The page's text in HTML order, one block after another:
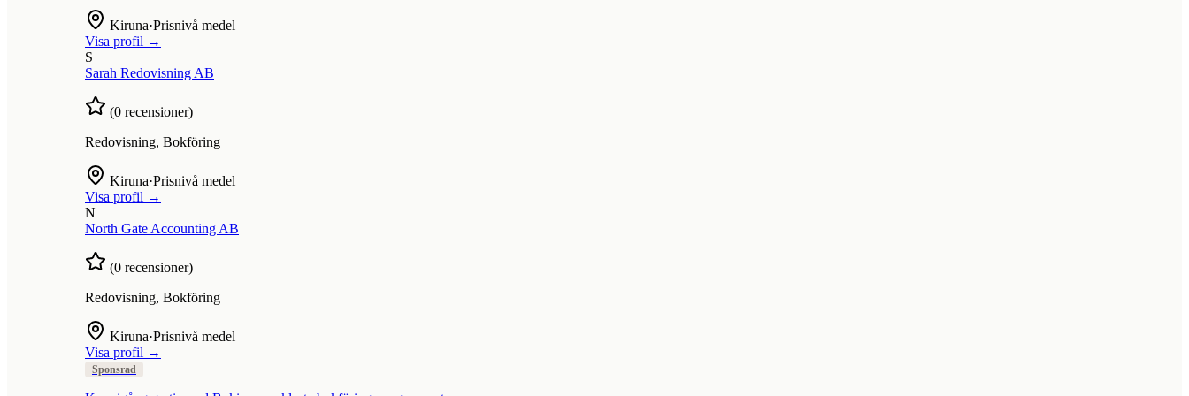
Kiruna·Prisnivå medel
Visa profil →
S
Sarah Redovisning AB
(0 recensioner)
Redovisning, Bokföring
Kiruna·Prisnivå medel
Visa profil →
N
North Gate Accounting AB
(0 recensioner)
Redovisning, Bokföring
Kiruna·Prisnivå medel
Visa profil →
Sponsrad